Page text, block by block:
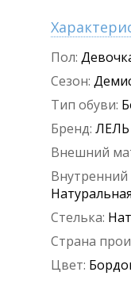
Пол:
Сезон:
Тип обуви:
Бренд: ЛЕЛЬ
Внешний
Внутренний
Стелька:
Страна
Цвет: